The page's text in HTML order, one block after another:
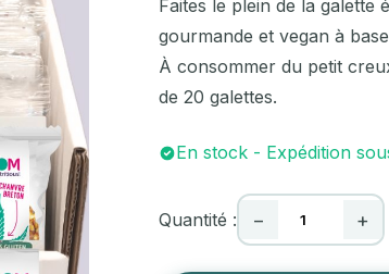
Faites le plein de la galette
gourmande et vegan à
À consommer du petit
de 20 galettes.
En stock - Expédition
Quantité : − +